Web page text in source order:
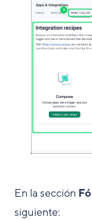
En la sección
siguiente: